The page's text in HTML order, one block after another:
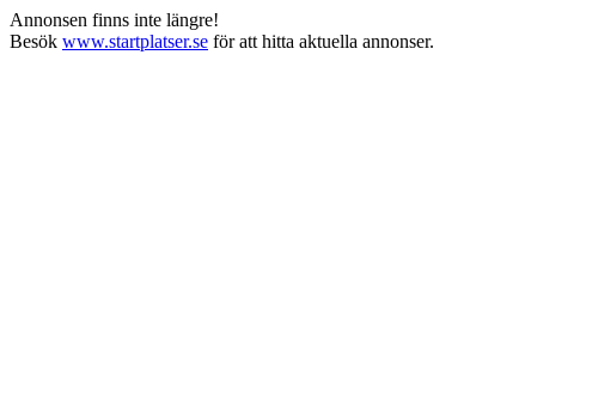
Annonsen finns inte längre!
Besök www.startplatser.se för att hitta aktuella annonser.